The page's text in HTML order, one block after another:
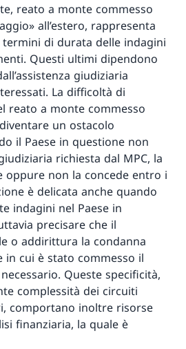
reato a monte commesso
all’estero, rappresenta
di durata delle indagini
Questi ultimi dipendono
giudiziaria
La difficoltà di
reato a monte commesso
un ostacolo
il Paese in questione non
richiesta dal MPC, la
oppure non la concede entro i
è delicata anche quando
indagini nel Paese in
precisare che il
o addirittura la condanna
in cui è stato commesso il
Queste specificità,
complessità dei circuiti
comportano inoltre risorse
finanziaria, la quale è